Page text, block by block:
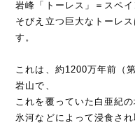
岩峰「トーレス」＝スペイ
そびえ立つ巨大なトーレ
す。
これは、約1200万年前（
岩山で、
これを覆っていた白亜紀
氷河などによって浸食され